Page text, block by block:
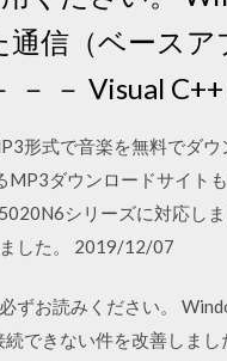
信（ベースア
－ － Visual
形式で音楽を無料でダウ
MP3ダウンロードサイト
シリーズに対応し
した。 2019/12/07
ずお読みください。
できない件を改善しまし